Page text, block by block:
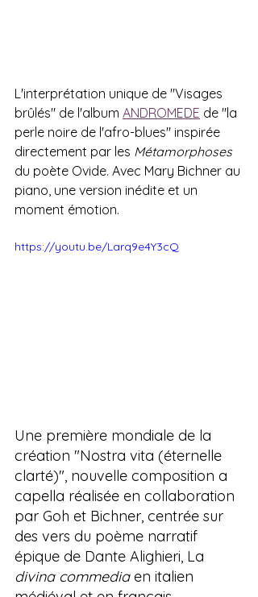
L'interprétation unique de "Visages
brûlés" de l'album ANDROMEDE de "la
perle noire de l'afro-blues" inspirée
directement par les Métamorphoses
du poète Ovide. Avec Mary Bichner au
piano, une version inédite et un
moment émotion.
https://youtu.be/Larq9e4Y3cQ
Une première mondiale de la
création "Nostra vita (éternelle
clarté)", nouvelle composition a
capella réalisée en collaboration
par Goh et Bichner, centrée sur
des vers du poème narratif
épique de Dante Alighieri, La
divina commedia en italien